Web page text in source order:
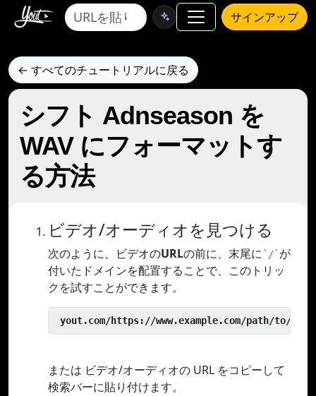
サインアップ
← すべてのチュートリアルに戻る
シフト Adnseason を
WAV にフォーマットす
る方法
ビデオ/オーディオを見つける
次のように、ビデオのURLの前に、末尾に `/` が
付いたドメインを配置することで、このトリッ
クを試すことができます。
yout.com/https://www.example.com/path/to/
または ビデオ/オーディオの URL をコピーして
検索バーに貼り付けます。